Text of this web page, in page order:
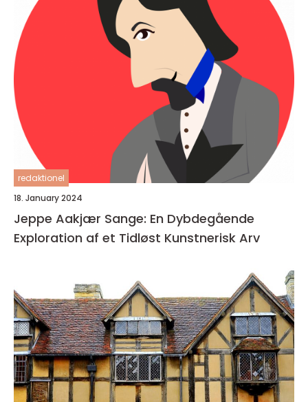
redaktionel
18. January 2024
Jeppe Aakjær Sange: En Dybdegående
Exploration af et Tidløst Kunstnerisk Arv